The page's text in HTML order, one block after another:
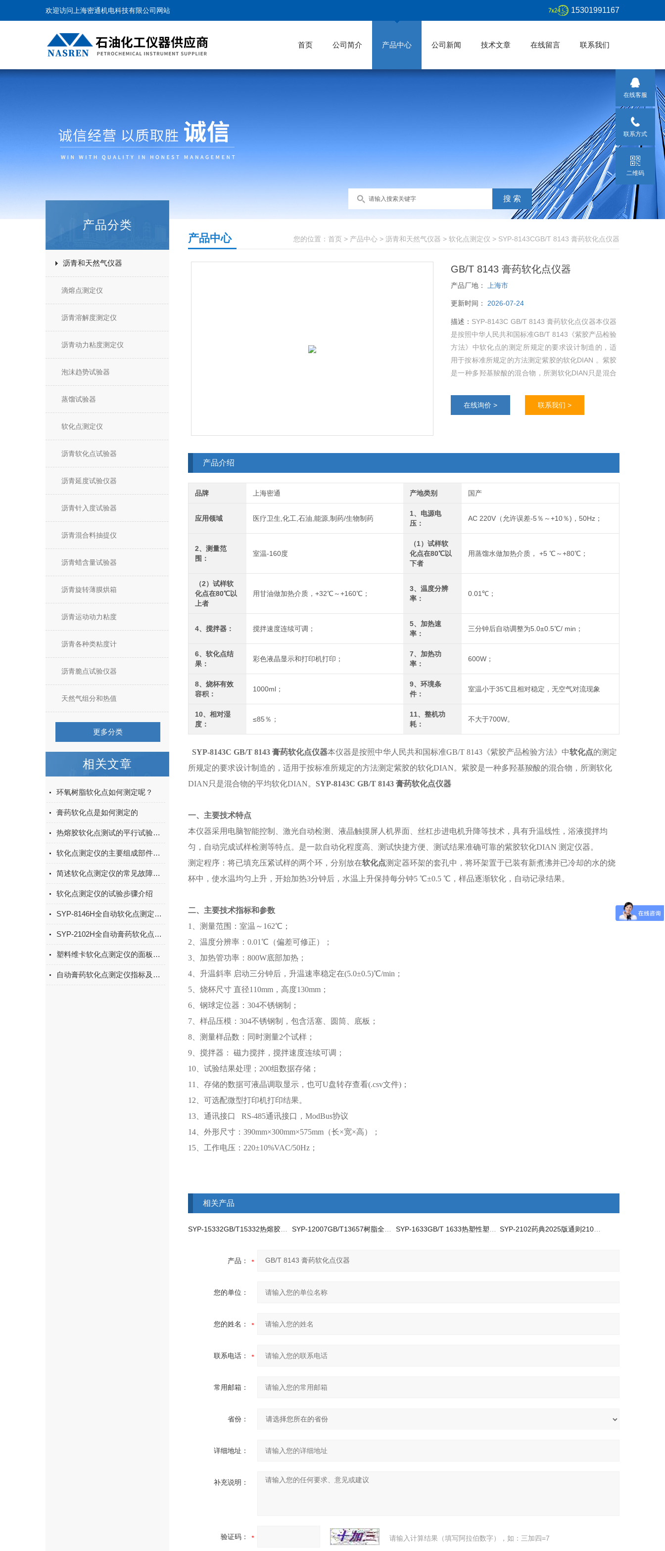
欢迎访问上海密通机电科技有限公司网站 15301991167
首页 公司简介 产品中心 公司新闻 技术文章 在线留言 联系我们
产品分类
沥青和天然气仪器
滴熔点测定仪
沥青溶解度测定仪
沥青动力粘度测定仪
泡沫趋势试验器
蒸馏试验器
软化点测定仪
沥青软化点试验器
沥青延度试验仪器
沥青针入度试验器
沥青混合料抽提仪
沥青蜡含量试验器
沥青旋转薄膜烘箱
沥青运动动力粘度
沥青各种类粘度计
沥青脆点试验仪器
天然气组分和热值
更多分类
相关文章
环氧树脂软化点如何测定呢？
膏药软化点是如何测定的
热熔胶软化点测试的平行试验结果偏差大是什么原因？
软化点测定仪的主要组成部件功能特点介绍
简述软化点测定仪的常见故障解决方法
软化点测定仪的试验步骤介绍
SYP-8146H全自动软化点测定仪(松香）操作步骤
SYP-2102H全自动膏药软化点测定仪的试验方法
塑料维卡软化点测定仪的面板设置要注意什么
自动膏药软化点测定仪指标及参数
您的位置： 首页 > 产品中心 > 沥青和天然气仪器 > 软化点测定仪 > SYP-8143CGB/T 8143 膏药软化点仪器
产品中心
GB/T 8143 膏药软化点仪器
产品厂地： 上海市
更新时间： 2026-07-24
描述： SYP-8143C GB/T 8143 膏药软化点仪器本仪器
是按照中华人民共和国标准GB/T 8143《紫胶产品检验
方法》中软化点的测定所规定的要求设计制造的，适
用于按标准所规定的方法测定紫胶的软化DIAN 。紫胶
是一种多羟基羧酸的混合物，所测软化DIAN只是混合
在线询价 > 联系我们 >
产品介绍
品牌 上海密通 产地类别 国产
应用领域 医疗卫生,化工,石油,能源,制药/生物制药
1、电源电
压：
AC 220V（允许误差-5％～+10％)，50Hz；
2、测量范
围：
室温-160度
（1）试样软
化点在80℃以
下者
用蒸馏水做加热介质， +5 ℃～+80℃；
（2）试样软
化点在80℃以
上者
用甘油做加热介质，+32℃～+160℃；
3、温度分辨
率：
0.01℃；
4、搅拌器： 搅拌速度连续可调；
5、加热速
率：
三分钟后自动调整为5.0±0.5℃/ min；
6、软化点结
果：
彩色液晶显示和打印机打印；
7、加热功
率：
600W；
8、烧杯有效
容积：
1000ml；
9、环境条
件：
室温小于35℃且相对稳定，无空气对流现象
10、相对湿
度：
≤85％；
11、整机功
耗：
不大于700W。
SYP-8143C GB/T 8143 膏药软化点仪器本仪器是按照中华人民共和国标准GB/T 8143《紫胶产品检验方法》中软化点的测定
所规定的要求设计制造的，适用于按标准所规定的方法测定紫胶的软化DIAN。紫胶是一种多羟基羧酸的混合物，所测软化
DIAN只是混合物的平均软化DIAN。 SYP-8143C GB/T 8143 膏药软化点仪器
一、主要技术特点
本仪器采用电脑智能控制、激光自动检测、液晶触摸屏人机界面、丝杠步进电机升降等技术，具有升温线性，浴液搅拌均
匀，自动完成试样检测等特点。是一款自动化程度高、测试快捷方便、测试结果准确可靠的紫胶软化DIAN 测定仪器。
测定程序：将已填充压紧试样的两个环，分别放在软化点测定器环架的套孔中，将环架置于已装有新煮沸并已冷却的水的烧
杯中，使水温均匀上升，开始加热3分钟后，水温上升保持每分钟5 ℃±0.5 ℃，样品逐渐软化，自动记录结果。
二、主要技术指标和参数
1、测量范围：室温～162℃；
2、温度分辨率：0.01℃（偏差可修正）；
3、加热管功率：800W底部加热；
4、升温斜率 启动三分钟后，升温速率稳定在(5.0±0.5)℃/min；
5、烧杯尺寸 直径110mm，高度130mm；
6、钢球定位器：304不锈钢制；
7、样品压模：304不锈钢制，包含活塞、圆筒、底板；
8、测量样品数：同时测量2个试样；
9、搅拌器： 磁力搅拌，搅拌速度连续可调；
10、试验结果处理；200组数据存储；
11、存储的数据可液晶调取显示，也可U盘转存查看(.csv文件)；
12、可选配微型打印机打印结果。
13、通讯接口 RS-485通讯接口，ModBus协议
14、外形尺寸：390mm×300mm×575mm（长×宽×高）；
15、工作电压：220±10%VAC/50Hz；
相关产品
产品：
您的单位：
您的姓名：
联系电话：
常用邮箱：
省份：
详细地址：
补充说明：
验证码： 请输入计算结果（填写阿拉伯数字），如：三加四=7
在线客服
联系方式
二维码